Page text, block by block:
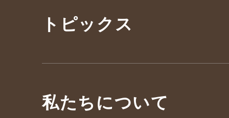
トピックス
私たちについて